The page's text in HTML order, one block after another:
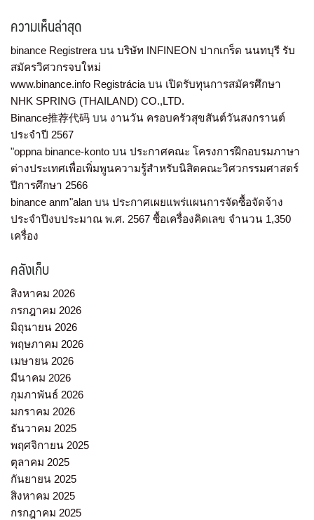
ความเห็นล่าสุด
binance Registreraบน บริษัท INFINEON ปากเกร็ด นนทบุรี รับ
สมัครวิศวกรจบใหม่
www.binance.info Registráciaบน เปิดรับทุนการสมัครศึกษา
NHK SPRING (THAILAND) CO.,LTD.
Binance推荐代码 บน งานวัน ครอบครัวสุขสันต์วันสงกรานต์
ประจำปี 2567
"oppna binance-konto บน ประกาศคณะ โครงการฝึกอบรมภาษา
ต่างประเทศเพื่อเพิ่มพูนความรู้สำหรับนิสิตคณะวิศวกรรมศาสตร์
ปีการศึกษา 2566
binance anm"alan บน ประกาศเผยแพร่แผนการจัดซื้อจัดจ้าง
ประจำปีงบประมาณ พ.ศ. 2567 ซื้อเครื่องคิดเลข จำนวน 1,350
เครื่อง
คลังเก็บ
สิงหาคม 2026
กรกฎาคม 2026
มิถุนายน 2026
พฤษภาคม 2026
เมษายน 2026
มีนาคม 2026
กุมภาพันธ์ 2026
มกราคม 2026
ธันวาคม 2025
พฤศจิกายน 2025
ตุลาคม 2025
กันยายน 2025
สิงหาคม 2025
กรกฎาคม 2025